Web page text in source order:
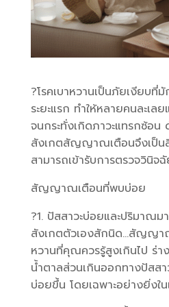
?โรคเบาหวานเป็นภัยเงียบที่
ระยะแรก ทำให้หลายคนละเลย
จนกระทั่งเกิดภาวะแทรกซ้อน
สังเกตสัญญาณเตือนจึงเป็นสิ่
สามารถเข้ารับการตรวจวินิจ
สัญญาณเตือนที่พบบ่อย
?1. ปัสสาวะบ่อยและปริมาณม
สังเกตตัวเองสักนิด…สัญญา
หวานที่คุณควรรู้สูงเกินไป ร่า
น้ำตาลส่วนเกินออกทางปัสสา
บ่อยขึ้น โดยเฉพาะอย่างยิ่งใ